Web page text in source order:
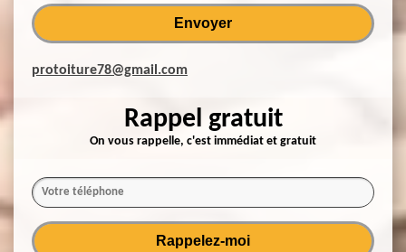
protoiture78@gmail.com
Rappel gratuit
On vous rappelle, c'est immédiat et gratuit